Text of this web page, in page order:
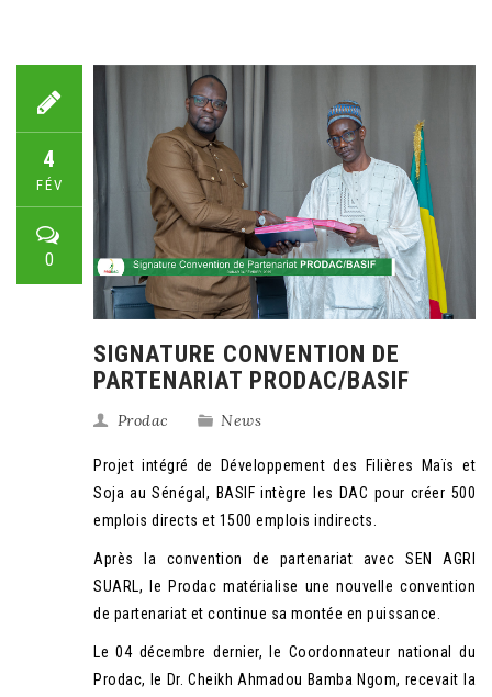
4
FÉV
0
SIGNATURE CONVENTION DE
PARTENARIAT PRODAC/BASIF
Prodac News
Projet intégré de Développement des Filières Maïs et
Soja au Sénégal, BASIF intègre les DAC pour créer 500
emplois directs et 1500 emplois indirects.
Après la convention de partenariat avec SEN AGRI
SUARL, le Prodac matérialise une nouvelle convention
de partenariat et continue sa montée en puissance.
Le 04 décembre dernier, le Coordonnateur national du
Prodac, le Dr. Cheikh Ahmadou Bamba Ngom, recevait la